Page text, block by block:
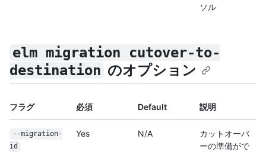
ソル
elm migration cutover-to-
destination のオプション
フラグ 必須 Default 説明
--migration-
id
Yes N/A
カットオーバ
ーの準備がで